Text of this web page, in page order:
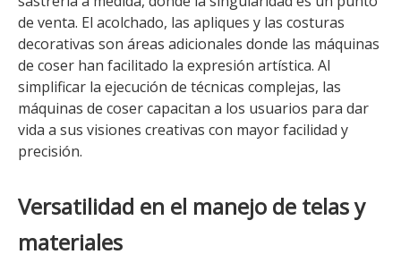
de venta. El acolchado, las apliques y las costuras
decorativas son áreas adicionales donde las máquinas
de coser han facilitado la expresión artística. Al
simplificar la ejecución de técnicas complejas, las
máquinas de coser capacitan a los usuarios para dar
vida a sus visiones creativas con mayor facilidad y
precisión.
Versatilidad en el manejo de telas y
materiales